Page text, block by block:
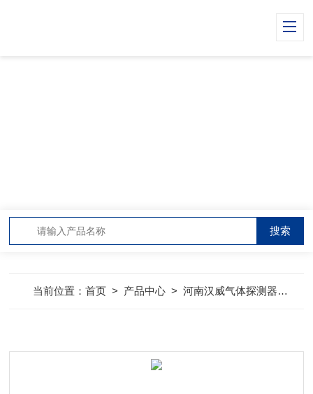
当前位置：首页 > 产品中心 >河南汉威气体探测器>